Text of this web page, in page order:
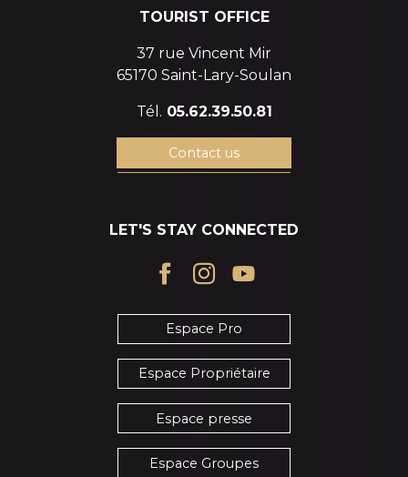
TOURIST OFFICE
37 rue Vincent Mir
65170 Saint-Lary-Soulan
Tél. 05.62.39.50.81
Contact us
LET'S STAY CONNECTED
Espace Pro
Espace Propriétaire
Espace presse
Espace Groupes